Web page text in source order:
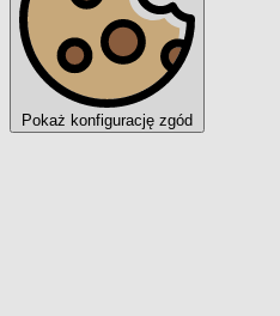
Pokaż konfigurację zgód